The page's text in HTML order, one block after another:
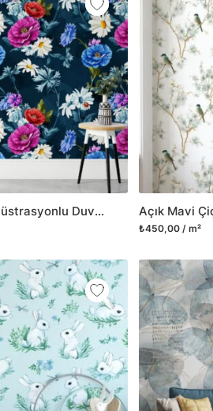
Açan Çiçekler İllüstrasyonlu Duvar Kağıdı, Gece Bahçesi Çiçekli 3D Duvar Posteri
₺450,00 / m²